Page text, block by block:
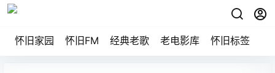
怀旧家园 怀旧FM 经典老歌 老电影库 怀旧标签